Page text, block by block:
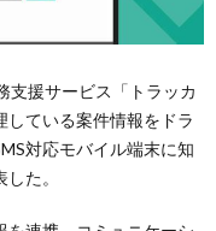
支援サービス「トラッカ
ている案件情報をドラ
対応モバイル端末に知
た。